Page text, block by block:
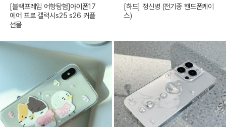
[블랙프레임 어항탐험]아이폰17
에어 프로 갤럭시s25 s26 커플
선물
[하드] 정신병 (전기종 핸드폰케이
스)